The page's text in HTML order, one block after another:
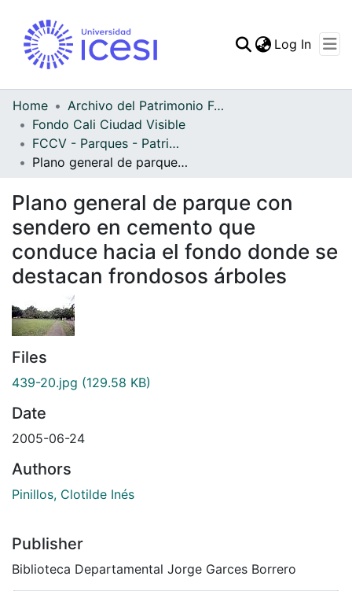
Log In
Home
Archivo del Patrimonio Fotográfico y Fílmico del Valle del Cauca
Fondo Cali Ciudad Visible
FCCV - Parques - Patrimonial
Plano general de parque con sendero en cemento que conduce hacia el fondo donde se destacan frondosos árboles
Plano general de parque con
sendero en cemento que
conduce hacia el fondo donde se
destacan frondosos árboles
Files
439-20.jpg (129.58 KB)
Date
2005-06-24
Authors
Pinillos, Clotilde Inés
Publisher
Biblioteca Departamental Jorge Garces Borrero